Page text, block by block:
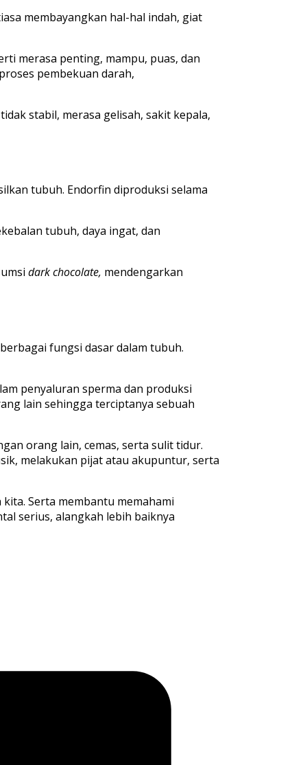
membayangkan hal-hal indah, giat
merasa penting, mampu, puas, dan
pembekuan darah,
stabil, merasa gelisah, sakit kepala,
tubuh. Endorfin diproduksi selama
tubuh, daya ingat, dan
dark chocolate, mendengarkan
fungsi dasar dalam tubuh.
penyaluran sperma dan produksi
lain sehingga terciptanya sebuah
orang lain, cemas, serta sulit tidur.
melakukan pijat atau akupuntur, serta
Serta membantu memahami
serius, alangkah lebih baiknya